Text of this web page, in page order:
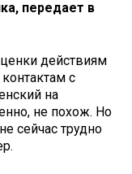
передает в
действиям
с
на
не похож. Но
сейчас трудно